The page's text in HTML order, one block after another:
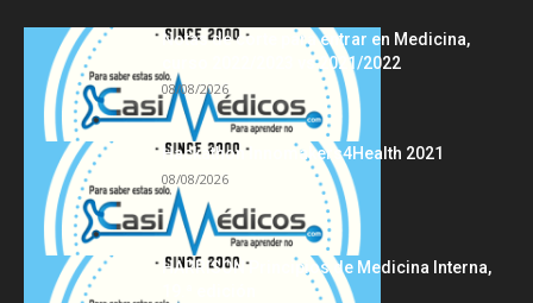
Notas de corte para entrar en Medicina,
curso 2022/2023 vs 2021/2022
08/08/2026
Hackathon Innomakers4Health 2021
08/08/2026
HARRISON Principios de Medicina Interna,